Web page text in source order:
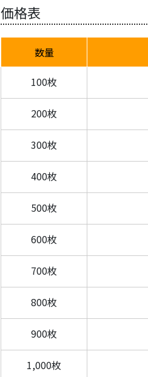
価格表
数量
100枚
200枚
300枚
400枚
500枚
600枚
700枚
800枚
900枚
1,000枚